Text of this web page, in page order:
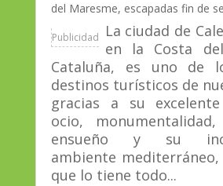
del Maresme, escapadas fin de
Publicidad
La ciudad de
en la Costa
Cataluña, es uno de
destinos turísticos de
gracias a su
ocio,
ensueño y su
ambiente
que lo tiene todo...